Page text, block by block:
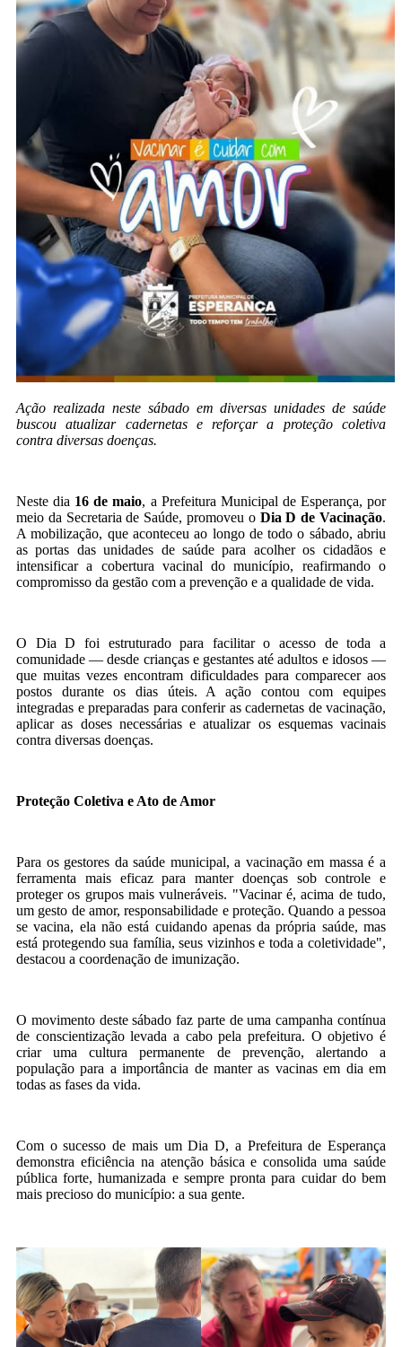
Ação realizada neste sábado em diversas unidades de saúde
buscou atualizar cadernetas e reforçar a proteção coletiva
contra diversas doenças.
Neste dia 16 de maio, a Prefeitura Municipal de Esperança, por
meio da Secretaria de Saúde, promoveu o Dia D de Vacinação.
A mobilização, que aconteceu ao longo de todo o sábado, abriu
as portas das unidades de saúde para acolher os cidadãos e
intensificar a cobertura vacinal do município, reafirmando o
compromisso da gestão com a prevenção e a qualidade de vida.
O Dia D foi estruturado para facilitar o acesso de toda a
comunidade — desde crianças e gestantes até adultos e idosos —
que muitas vezes encontram dificuldades para comparecer aos
postos durante os dias úteis. A ação contou com equipes
integradas e preparadas para conferir as cadernetas de vacinação,
aplicar as doses necessárias e atualizar os esquemas vacinais
contra diversas doenças.
Proteção Coletiva e Ato de Amor
Para os gestores da saúde municipal, a vacinação em massa é a
ferramenta mais eficaz para manter doenças sob controle e
proteger os grupos mais vulneráveis. "Vacinar é, acima de tudo,
um gesto de amor, responsabilidade e proteção. Quando a pessoa
se vacina, ela não está cuidando apenas da própria saúde, mas
está protegendo sua família, seus vizinhos e toda a coletividade",
destacou a coordenação de imunização.
O movimento deste sábado faz parte de uma campanha contínua
de conscientização levada a cabo pela prefeitura. O objetivo é
criar uma cultura permanente de prevenção, alertando a
população para a importância de manter as vacinas em dia em
todas as fases da vida.
Com o sucesso de mais um Dia D, a Prefeitura de Esperança
demonstra eficiência na atenção básica e consolida uma saúde
pública forte, humanizada e sempre pronta para cuidar do bem
mais precioso do município: a sua gente.